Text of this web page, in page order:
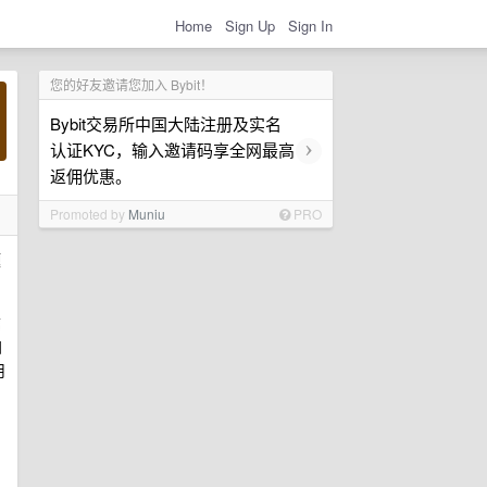
Home Sign Up Sign In
您的好友邀请您加入 Bybit！
Bybit交易所中国大陆注册及实名
认证KYC，输入邀请码享全网最高
返佣优惠。
›
Promoted by Muniu PRO